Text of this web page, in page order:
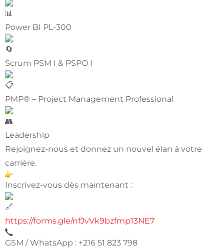
Power BI PL-300
Scrum PSM I & PSPO I
PMP® – Project Management Professional
Leadership
Rejoignez-nous et donnez un nouvel élan à votre
carrière.
Inscrivez-vous dès maintenant :
https://forms.gle/nfJvVk9bzfmp13NE7
GSM / WhatsApp : +216 51 823 798